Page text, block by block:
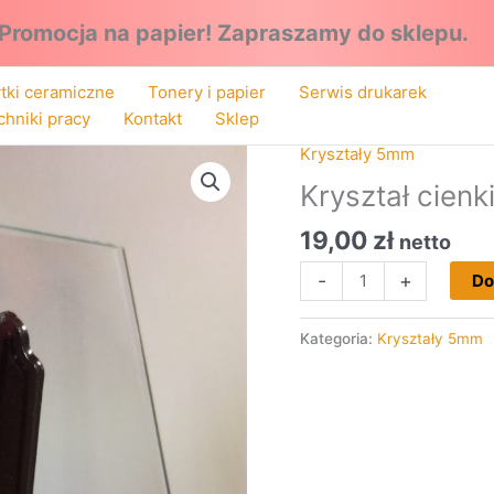
Promocja na papier! Zapraszamy do sklepu.
ceramiczne Tonery i papier
Serwis drukarek
pracy
Kontakt Sklep
Kryształy 5mm
Kryształ
19,00 zł netto
-
ilość
Kryształ
cienki
prostokątny
9x12cm
+
Kategoria: Kryształy 5mm